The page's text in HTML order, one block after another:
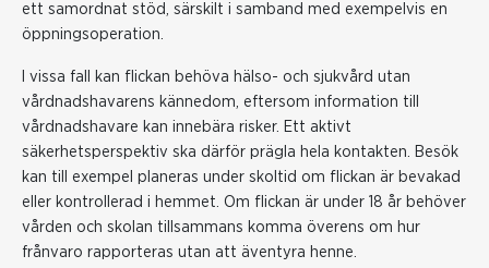
ett samordnat stöd, särskilt i samband med exempelvis en
öppningsoperation.
I vissa fall kan flickan behöva hälso- och sjukvård utan
vårdnadshavarens kännedom, eftersom information till
vårdnadshavare kan innebära risker. Ett aktivt
säkerhetsperspektiv ska därför prägla hela kontakten. Besök
kan till exempel planeras under skoltid om flickan är bevakad
eller kontrollerad i hemmet. Om flickan är under 18 år behöver
vården och skolan tillsammans komma överens om hur
frånvaro rapporteras utan att äventyra henne.